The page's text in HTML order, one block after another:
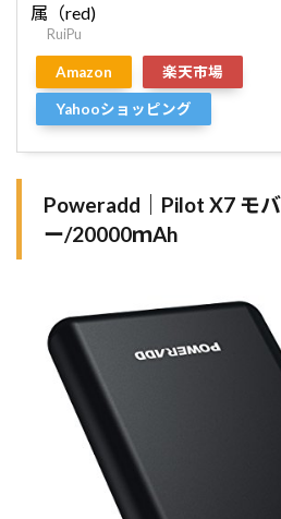
属（red)
RuiPu
Amazon 楽天市場
Yahooショッピング
Poweradd｜Pilot X7 モ
ー/20000ｍAh